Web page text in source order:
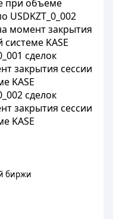
при объеме
USDKZT_0_002
момент закрытия
KASE
сделок
закрытия сессии
KASE
сделок
закрытия сессии
KASE
биржи